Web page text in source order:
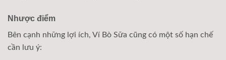
Nhược điểm
Bên cạnh những lợi ích, Ví Bò Sữa cũng có một số hạn chế
cần lưu ý: